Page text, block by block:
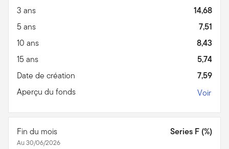
3 ans
14,68
5 ans
7,51
10 ans
8,43
15 ans
5,74
Date de création
7,59
Aperçu du fonds
Voir
Fin du mois
Au 30/06/2026
Series F (%)